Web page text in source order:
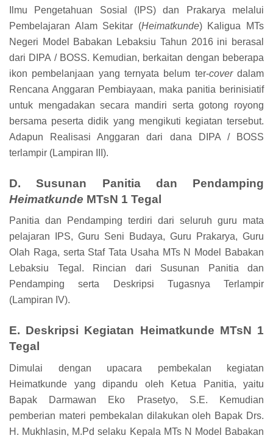
Ilmu Pengetahuan Sosial (IPS) dan Prakarya melalui
Pembelajaran Alam Sekitar (Heimatkunde) Kaligua MTs
Negeri Model Babakan Lebaksiu Tahun 2016 ini berasal
dari DIPA / BOSS. Kemudian, berkaitan dengan beberapa
ikon pembelanjaan yang ternyata belum ter-coverdalam
Rencana Anggaran Pembiayaan, maka panitia berinisiatif
untuk mengadakan secara mandiri serta gotong royong
bersama peserta didik yang mengikuti kegiatan tersebut.
Adapun Realisasi Anggaran dari dana DIPA / BOSS
terlampir (Lampiran III).
D. Susunan Panitia dan Pendamping
Heimatkunde MTsN 1 Tegal
Panitia dan Pendamping terdiri dari seluruh guru mata
pelajaran IPS, Guru Seni Budaya, Guru Prakarya, Guru
Olah Raga, serta Staf Tata Usaha MTs N Model Babakan
Lebaksiu Tegal. Rincian dari Susunan Panitia dan
Pendamping serta Deskripsi Tugasnya Terlampir
(Lampiran IV).
E. Deskripsi Kegiatan Heimatkunde MTsN 1
Tegal
Dimulai dengan upacara pembekalan kegiatan
Heimatkunde yang dipandu oleh Ketua Panitia, yaitu
Bapak Darmawan Eko Prasetyo, S.E. Kemudian
pemberian materi pembekalan dilakukan oleh Bapak Drs.
H. Mukhlasin, M.Pd selaku Kepala MTs N Model Babakan